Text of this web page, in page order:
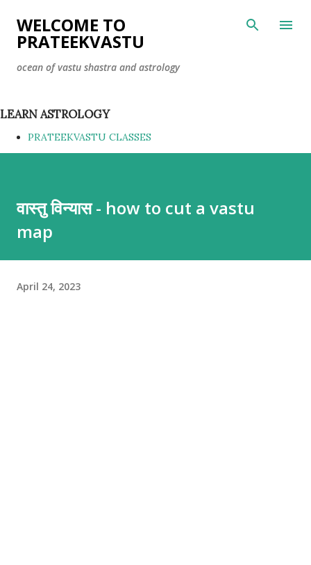
Skip to main content
WELCOME TO
PRATEEKVASTU
ocean of vastu shastra and astrology
LEARN ASTROLOGY
PRATEEKVASTU CLASSES
वास्तु विन्यास - how to cut a vastu
map
April 24, 2023